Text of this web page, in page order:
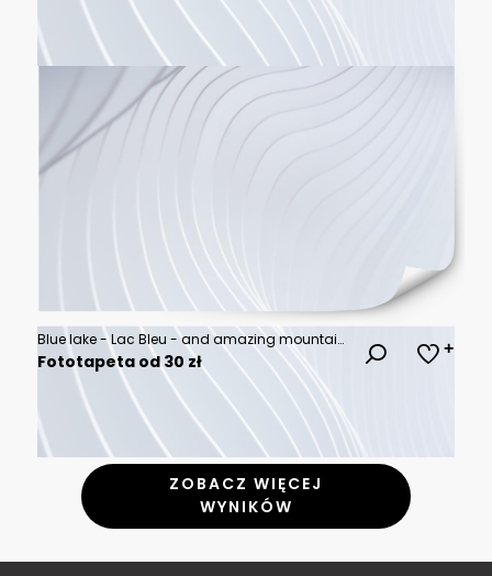
Blue lake - Lac Bleu - and amazing mountains near Arolla in Valais Canton, Switzerland
Fototapeta od 30 zł
ZOBACZ WIĘCEJ
WYNIKÓW